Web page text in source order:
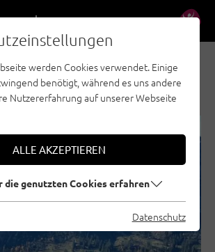
DE EN
- TIROLS HOCHPLATEAU
STEINBERGE
ÖTZTAL
werden Cookies verwendet. Einige
benötigt, während es uns andere
Nutzererfahrung auf unserer Webseite
ALLE AKZEPTIEREN
die genutzten Cookies erfahren
Datenschutz